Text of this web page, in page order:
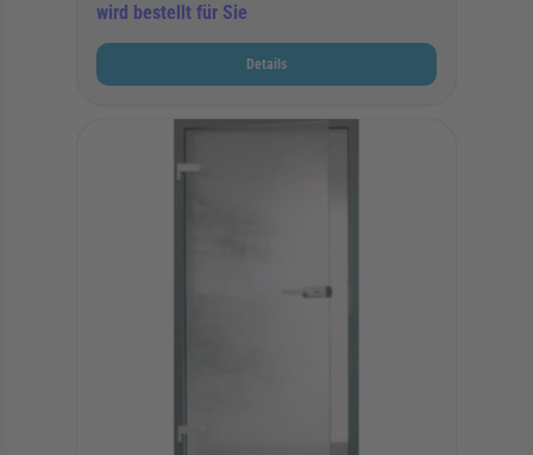
wird bestellt für Sie
Details